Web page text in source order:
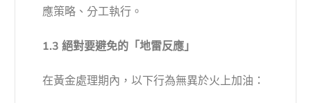
應策略、分工執行。
1.3 絕對要避免的「地雷反應」
在黃金處理期內，以下行為無異於火上加油：